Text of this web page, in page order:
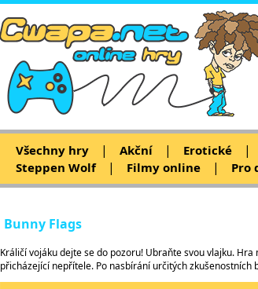
Všechny hry | Akční | Erotické |
Steppen Wolf | Filmy online | Pro
Bunny Flags
Králičí vojáku dejte se do pozoru! Ubraňte svou vlajku.
přicházející nepřítele. Po nasbírání určitých zkušenostních